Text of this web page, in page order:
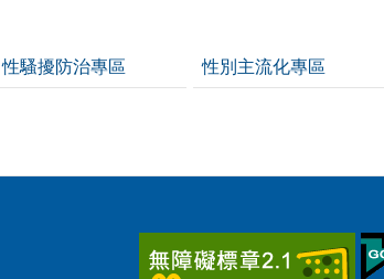
性騷擾防治專區 性別主流化專區